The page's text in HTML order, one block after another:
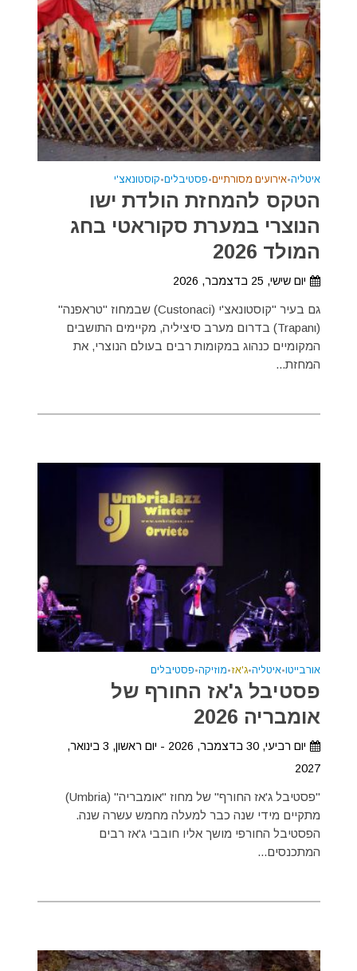
איטליה•אירועים מסורתיים•פסטיבלים•קוסטונאצ'י
הטקס להמחזת הולדת ישו
הנוצרי במערת סקוראטי בחג
המולד 2026
יום שישי, 25 בדצמבר, 2026
גם בעיר "קוסטונאצ'י (Custonaci) שבמחוז "טראפנה"
(Trapanι) בדרום מערב סיציליה, מקיימים התושבים
המקומיים כנהוג במקומות רבים בעולם הנוצרי, את
המחזת...
אורבייטו•איטליה•ג'אז•מוזיקה•פסטיבלים
פסטיבל ג'אז החורף של
אומבריה 2026
יום רביעי, 30 בדצמבר, 2026 - יום ראשון, 3 בינואר,
2027
"פסטיבל ג'אז החורף" של מחוז "אומבריה" (Umbria)
מתקיים מידי שנה כבר למעלה מחמש עשרה שנה.
הפסטיבל החורפי מושך אליו חובבי ג'אז רבים
המתכנסים...